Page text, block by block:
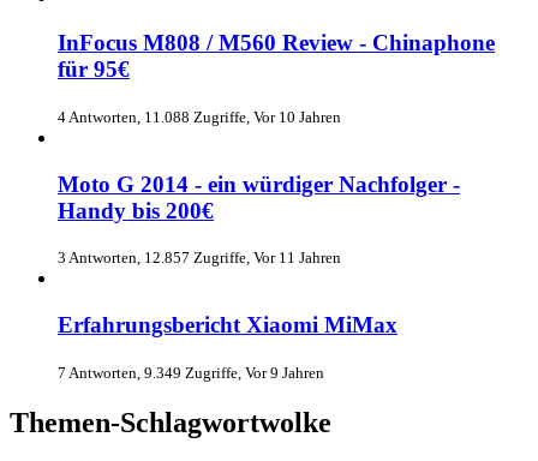
InFocus M808 / M560 Review - Chinaphone
für 95€
4 Antworten, 11.088 Zugriffe, Vor 10 Jahren
Moto G 2014 - ein würdiger Nachfolger -
Handy bis 200€
3 Antworten, 12.857 Zugriffe, Vor 11 Jahren
Erfahrungsbericht Xiaomi MiMax
7 Antworten, 9.349 Zugriffe, Vor 9 Jahren
Themen-Schlagwortwolke